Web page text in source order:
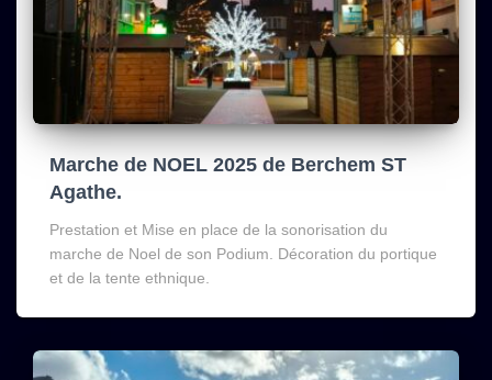
Marche de NOEL 2025 de Berchem ST
Agathe.
Prestation et Mise en place de la sonorisation du
marche de Noel de son Podium. Décoration du portique
et de la tente ethnique.